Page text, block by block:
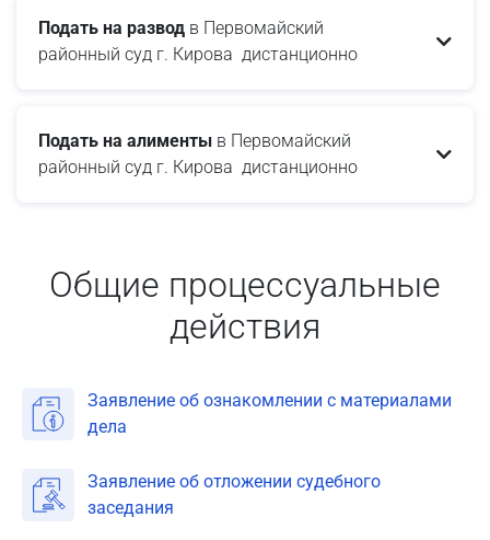
Подать на развод в Первомайский
районный суд г. Кирова дистанционно
Подать на алименты в Первомайский
районный суд г. Кирова дистанционно
Общие процессуальные
действия
Заявление об ознакомлении с материалами
дела
Заявление об отложении судебного
заседания